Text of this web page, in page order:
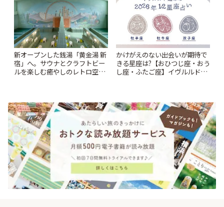
新オープンした銭湯「黄金湯 新
宿」へ。サウナとクラフトビー
ルを楽しむ癒やしのレトロ空間
かけがえのない出会いが期待で
きる星座は?【おひつじ座・おう
し座・ふたご座】イヴルルド遙